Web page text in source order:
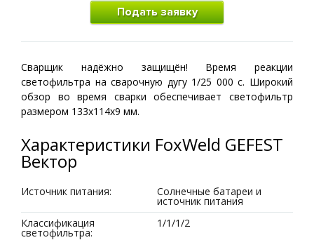
Подать заявку
Сварщик надёжно защищён! Время реакции
светофильтра на сварочную дугу 1/25 000 с. Широкий
обзор во время сварки обеспечивает светофильтр
размером 133х114х9 мм.
Характеристики FoxWeld GEFEST
Вектор
Источник питания: Солнечные батареи и
источник питания
Классификация
светофильтра:
1/1/1/2